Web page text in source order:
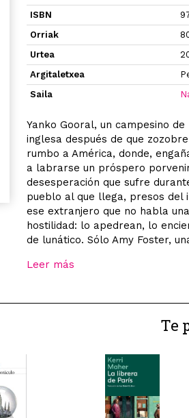
ISBN
Orriak
Urtea
Argitaletxea
Saila
Yanko Gooral, un campesino
inglesa después de que
rumbo a América, donde,
a labrarse un próspero
desesperación que sufre
pueblo al que llega, presos del
ese extranjero que no habla
hostilidad: lo apedrean, lo
de lunático. Sólo Amy Foster,
Leer más
Te